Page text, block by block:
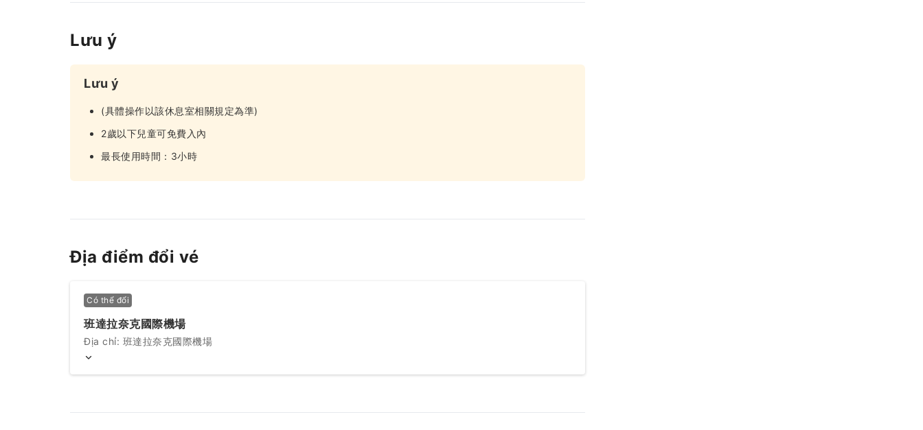
Lưu ý
Lưu ý
(具體操作以該休息室相關規定為準)
2歲以下兒童可免費入內
最長使用時間：3小時
Địa điểm đổi vé
Có thể đổi
班達拉奈克國際機場
Địa chỉ: 班達拉奈克國際機場